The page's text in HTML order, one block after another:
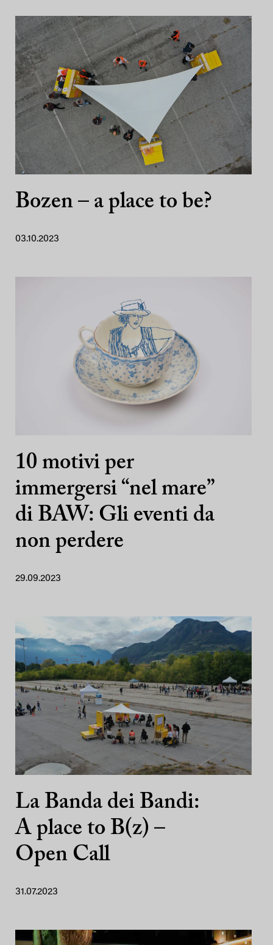
Bozen – a place to be?
03.10.2023
10 motivi per
immergersi “nel mare”
di BAW: Gli eventi da
non perdere
29.09.2023
La Banda dei Bandi:
A place to B(z) –
Open Call
31.07.2023